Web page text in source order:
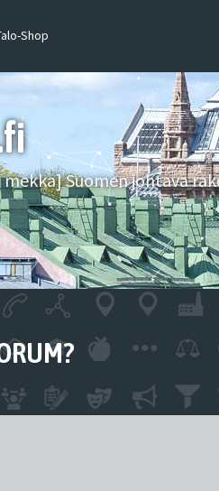
Shop
Suomen johtava